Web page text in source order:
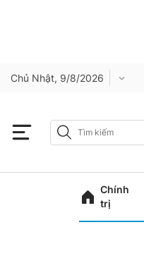
Chủ Nhật, 9/8/2026
Chính
trị